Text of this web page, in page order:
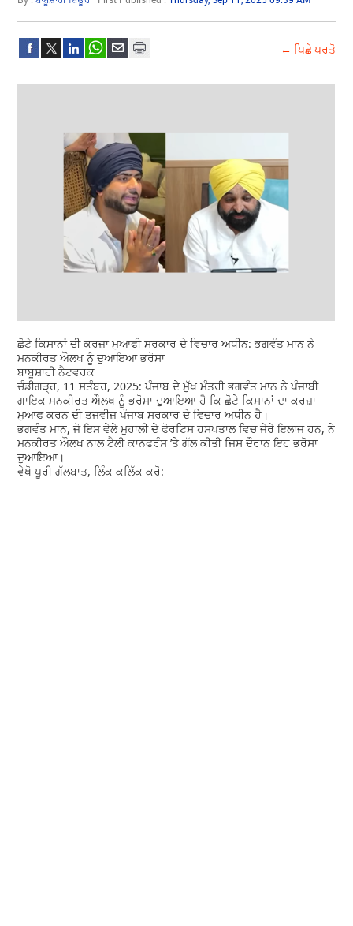
← ਪਿਛੇ ਪਰਤੋ
ਛੋਟੇ ਕਿਸਾਨਾਂ ਦੀ ਕਰਜ਼ਾ ਮੁਆਫੀ ਸਰਕਾਰ ਦੇ ਵਿਚਾਰ ਅਧੀਨ: ਭਗਵੰਤ ਮਾਨ ਨੇ
ਮਨਕੀਰਤ ਔਲਖ ਨੂੰ ਦੁਆਇਆ ਭਰੋਸਾ
ਬਾਬੂਸ਼ਾਹੀ ਨੈਟਵਰਕ
ਚੰਡੀਗੜ੍ਹ, 11 ਸਤੰਬਰ, 2025: ਪੰਜਾਬ ਦੇ ਮੁੱਖ ਮੰਤਰੀ ਭਗਵੰਤ ਮਾਨ ਨੇ ਪੰਜਾਬੀ
ਗਾਇਕ ਮਨਕੀਰਤ ਔਲਖ ਨੂੰ ਭਰੋਸਾ ਦੁਆਇਆ ਹੈ ਕਿ ਛੋਟੇ ਕਿਸਾਨਾਂ ਦਾ ਕਰਜ਼ਾ
ਮੁਆਫ ਕਰਨ ਦੀ ਤਜਵੀਜ਼ ਪੰਜਾਬ ਸਰਕਾਰ ਦੇ ਵਿਚਾਰ ਅਧੀਨ ਹੈ।
ਭਗਵੰਤ ਮਾਨ, ਜੋ ਇਸ ਵੇਲੇ ਮੁਹਾਲੀ ਦੇ ਫੋਰਟਿਸ ਹਸਪਤਾਲ ਵਿਚ ਜੇਰੇ ਇਲਾਜ ਹਨ, ਨੇ
ਮਨਕੀਰਤ ਔਲਖ ਨਾਲ ਟੈਲੀ ਕਾਨਫਰੰਸ ’ਤੇ ਗੱਲ ਕੀਤੀ ਜਿਸ ਦੌਰਾਨ ਇਹ ਭਰੋਸਾ
ਦੁਆਇਆ।
ਵੇਖੋ ਪੂਰੀ ਗੱਲਬਾਤ, ਲਿੰਕ ਕਲਿੱਕ ਕਰੋ: